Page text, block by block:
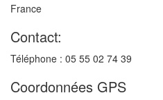
France
Contact:
Téléphone : 05 55 02 74 39
Coordonnées GPS